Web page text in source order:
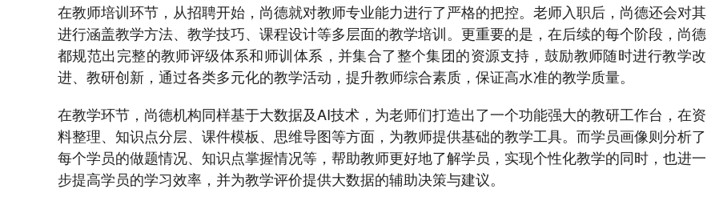
在教师培训环节，从招聘开始，尚德就对教师专业能力进行了严格的把控。老师入职后，尚德还会对其
进行涵盖教学方法、教学技巧、课程设计等多层面的教学培训。更重要的是，在后续的每个阶段，尚德
都规范出完整的教师评级体系和师训体系，并集合了整个集团的资源支持，鼓励教师随时进行教学改
进、教研创新，通过各类多元化的教学活动，提升教师综合素质，保证高水准的教学质量。
在教学环节，尚德机构同样基于大数据及AI技术，为老师们打造出了一个功能强大的教研工作台，在资
料整理、知识点分层、课件模板、思维导图等方面，为教师提供基础的教学工具。而学员画像则分析了
每个学员的做题情况、知识点掌握情况等，帮助教师更好地了解学员，实现个性化教学的同时，也进一
步提高学员的学习效率，并为教学评价提供大数据的辅助决策与建议。